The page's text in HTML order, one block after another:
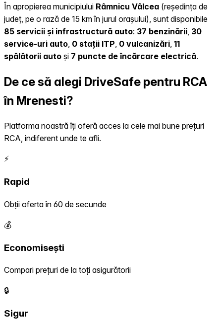
În apropierea municipiului Râmnicu Vâlcea (reședința de
județ, pe o rază de 15 km în jurul orașului), sunt disponibile
85 servicii și infrastructură auto: 37 benzinării 30
service-uri auto 0 stații ITP 0 vulcanizări 11
spălătorii auto și 7 puncte de încărcare electrică.
De ce să alegi DriveSafe pentru RCA
în Mrenesti?
Platforma noastră îți oferă acces la cele mai bune prețuri
RCA, indiferent unde te afli.
⚡
Rapid
Obții oferta în 60 de secunde
💰
Economisești
Compari prețuri de la toți asigurătorii
🔒
Sigur